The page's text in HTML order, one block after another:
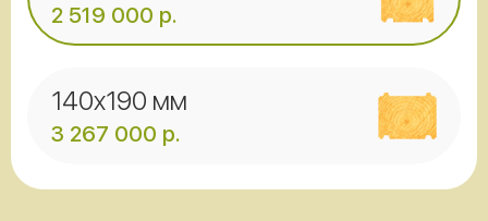
2 519 000 р.
140x190 мм
3 267 000 р.